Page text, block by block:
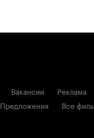
Вакансии Реклама
Предложения
Все